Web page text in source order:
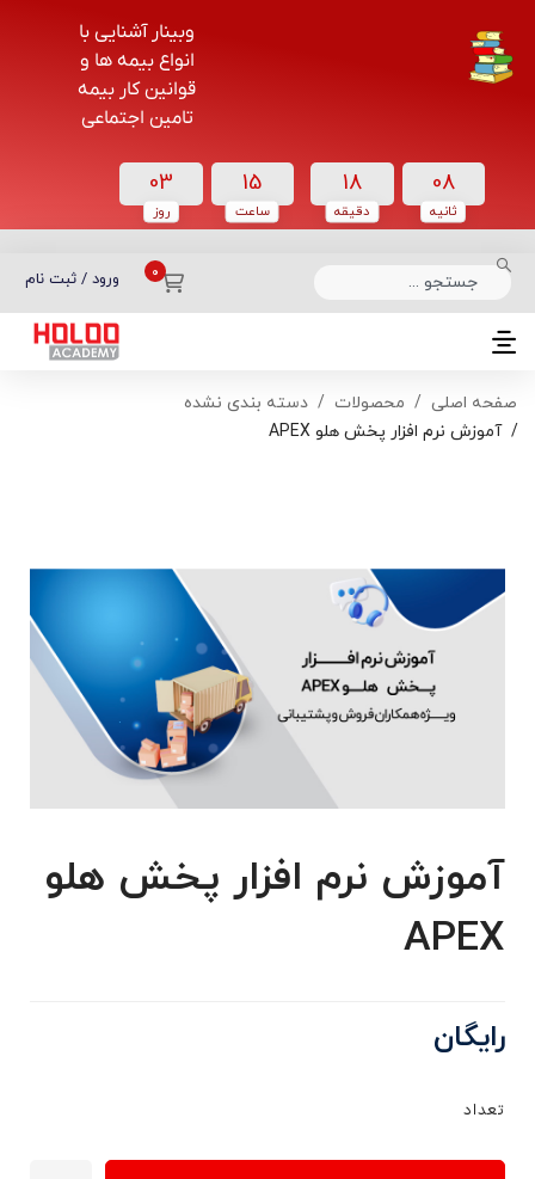
وبینار آشنایی با
انواع بیمه ها و
قوانین کار بیمه
تامین اجتماعی
03
روز
15
ساعت‌
18
دقیقه
08
ثانیه
ورود / ثبت نام
دسته بندی دوره‌ها
صفحه اصلی محصولات
دسته بندی نشده
آموزش نرم افزار پخش هلو APEX
آموزش نرم افزار پخش هلو
APEX
رایگان
تعداد